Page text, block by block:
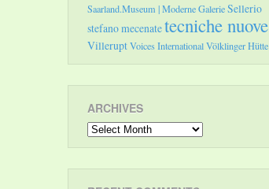
Saarland.Museum | Moderne GalerieSellerio
stefano mecenatetecniche nuove
VilleruptVoices InternationalVölklinger Hütte
ARCHIVES
Archives